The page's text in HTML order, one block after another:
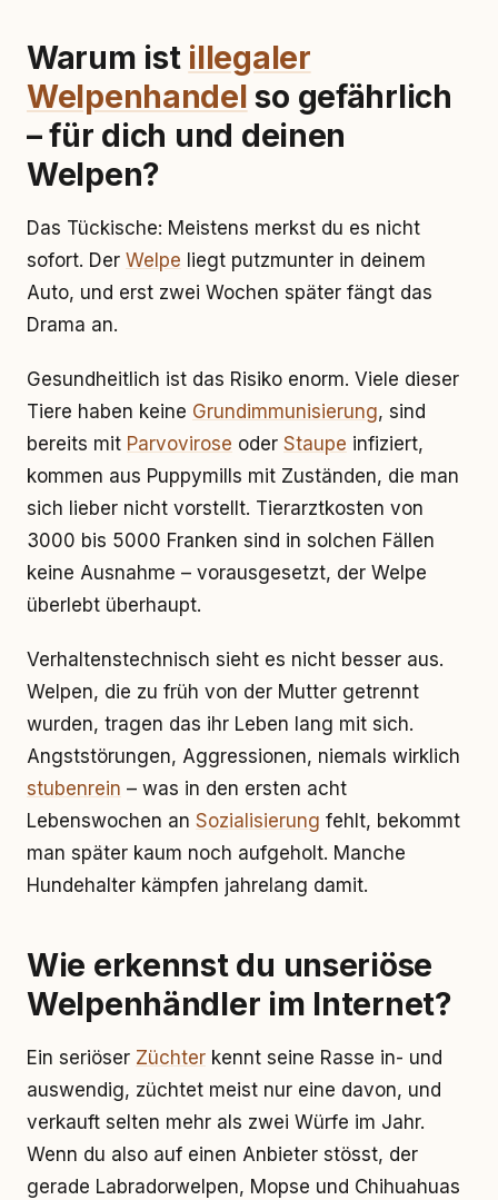
Warum ist illegaler
Welpenhandel so gefährlich
– für dich und deinen
Welpen?
Das Tückische: Meistens merkst du es nicht
sofort. Der Welpe liegt putzmunter in deinem
Auto, und erst zwei Wochen später fängt das
Drama an.
Gesundheitlich ist das Risiko enorm. Viele dieser
Tiere haben keine Grundimmunisierung, sind
bereits mit Parvovirose oder Staupe infiziert,
kommen aus Puppymills mit Zuständen, die man
sich lieber nicht vorstellt. Tierarztkosten von
3000 bis 5000 Franken sind in solchen Fällen
keine Ausnahme – vorausgesetzt, der Welpe
überlebt überhaupt.
Verhaltenstechnisch sieht es nicht besser aus.
Welpen, die zu früh von der Mutter getrennt
wurden, tragen das ihr Leben lang mit sich.
Angststörungen, Aggressionen, niemals wirklich
stubenrein – was in den ersten acht
Lebenswochen an Sozialisierung fehlt, bekommt
man später kaum noch aufgeholt. Manche
Hundehalter kämpfen jahrelang damit.
Wie erkennst du unseriöse
Welpenhändler im Internet?
Ein seriöser Züchter kennt seine Rasse in- und
auswendig, züchtet meist nur eine davon, und
verkauft selten mehr als zwei Würfe im Jahr.
Wenn du also auf einen Anbieter stösst, der
gerade Labradorwelpen, Mopse und Chihuahuas